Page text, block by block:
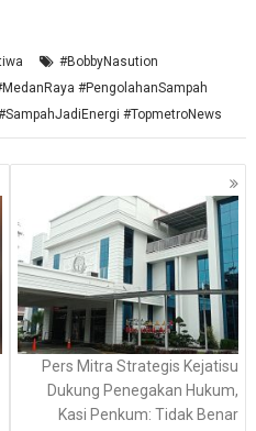
#BobbyNasution
#PengolahanSampah
#TopmetroNews
Pers Mitra Strategis Kejatisu
Dukung Penegakan Hukum,
Kasi Penkum: Tidak Benar